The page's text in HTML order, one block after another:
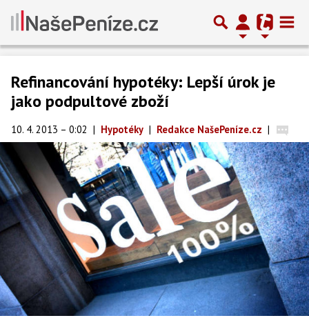
Refinancování hypotéky: Lepší úrok je
jako podpultové zboží
10. 4. 2013 – 0:02 | Hypotéky | Redakce NašePeníze.cz |